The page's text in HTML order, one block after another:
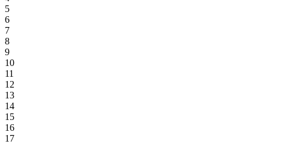
5
6
7
8
9
10
11
12
13
14
15
16
17